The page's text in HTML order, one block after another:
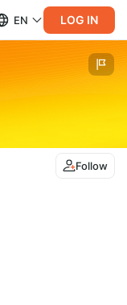
EN LOG IN
Follow